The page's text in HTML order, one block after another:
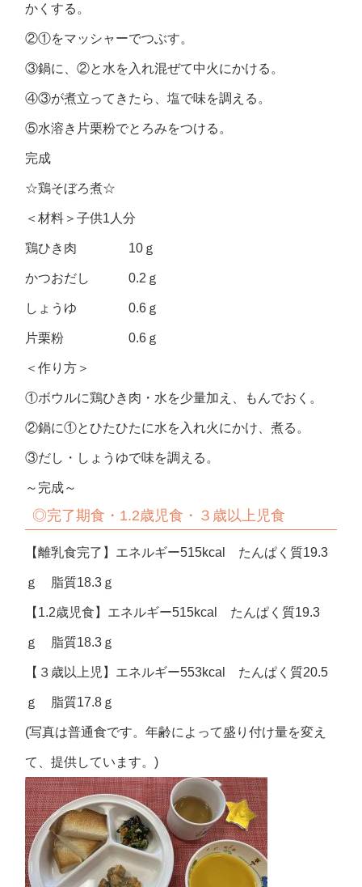
かくする。
②①をマッシャーでつぶす。
③鍋に、②と水を入れ混ぜて中火にかける。
④③が煮立ってきたら、塩で味を調える。
⑤水溶き片栗粉でとろみをつける。
完成
☆鶏そぼろ煮☆
＜材料＞子供1人分
鶏ひき肉 10ｇ
かつおだし 0.2ｇ
しょうゆ 0.6ｇ
片栗粉 0.6ｇ
＜作り方＞
①ボウルに鶏ひき肉・水を少量加え、もんでおく。
②鍋に①とひたひたに水を入れ火にかけ、煮る。
③だし・しょうゆで味を調える。
～完成～
◎完了期食・1.2歳児食・３歳以上児食
【離乳食完了】エネルギー515kcal たんぱく質19.3
ｇ 脂質18.3ｇ
【1.2歳児食】エネルギー515kcal たんぱく質19.3
ｇ 脂質18.3ｇ
【３歳以上児】エネルギー553kcal たんぱく質20.5
ｇ 脂質17.8ｇ
(写真は普通食です。年齢によって盛り付け量を変え
て、提供しています。)